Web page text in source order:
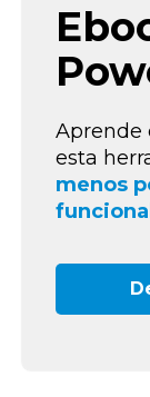
Aprende
esta
menos